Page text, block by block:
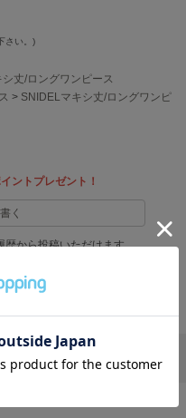
さい。)
シ丈/ロングワンピース
> SNIDELマキシ丈/ロングワンピ
ントプレゼント！
く
歴から投稿いただけます